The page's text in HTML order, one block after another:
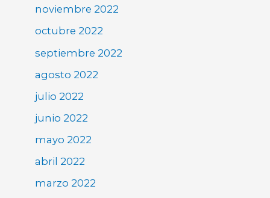
noviembre 2022
octubre 2022
septiembre 2022
agosto 2022
julio 2022
junio 2022
mayo 2022
abril 2022
marzo 2022